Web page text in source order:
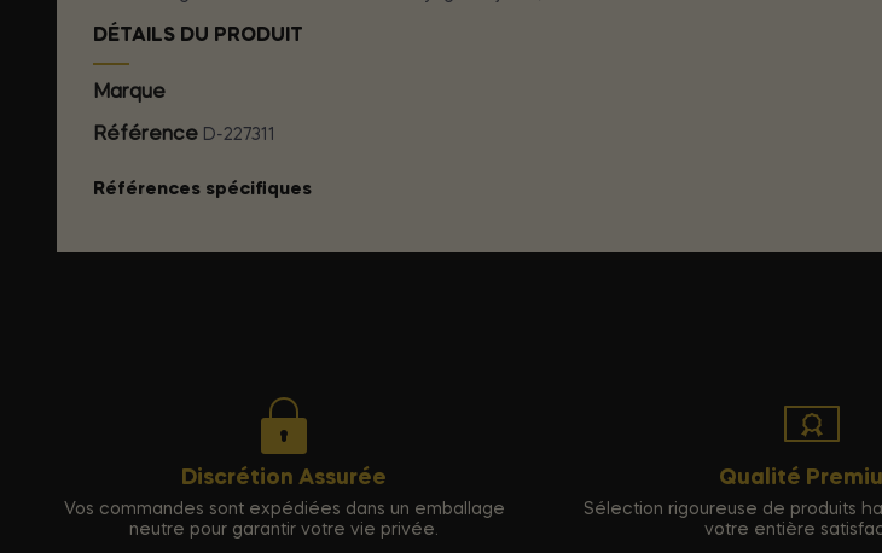
DÉTAILS DU PRODUIT
Marque
Référence D-227311
Références spécifiques
Discrétion Assurée
Vos commandes sont expédiées dans un emballage
neutre pour garantir votre vie privée.
Qualité
Sélection rigoureuse de produits
votre entière